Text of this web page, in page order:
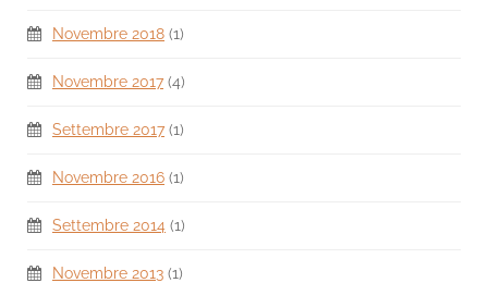
Novembre 2018 (1)
Novembre 2017 (4)
Settembre 2017 (1)
Novembre 2016 (1)
Settembre 2014 (1)
Novembre 2013 (1)